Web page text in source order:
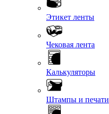
Этикет ленты
Чековая лента
Калькуляторы
Штампы и печати